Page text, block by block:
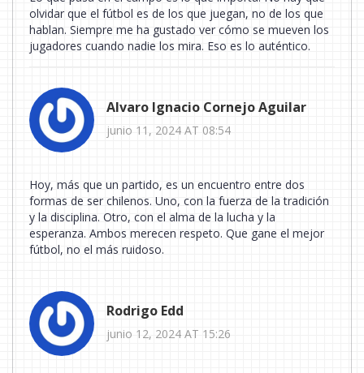
olvidar que el fútbol es de los que juegan, no de los que
hablan. Siempre me ha gustado ver cómo se mueven los
jugadores cuando nadie los mira. Eso es lo auténtico.
Alvaro Ignacio Cornejo Aguilar
junio 11, 2024 AT 08:54
Hoy, más que un partido, es un encuentro entre dos
formas de ser chilenos. Uno, con la fuerza de la tradición
y la disciplina. Otro, con el alma de la lucha y la
esperanza. Ambos merecen respeto. Que gane el mejor
fútbol, no el más ruidoso.
Rodrigo Edd
junio 12, 2024 AT 15:26